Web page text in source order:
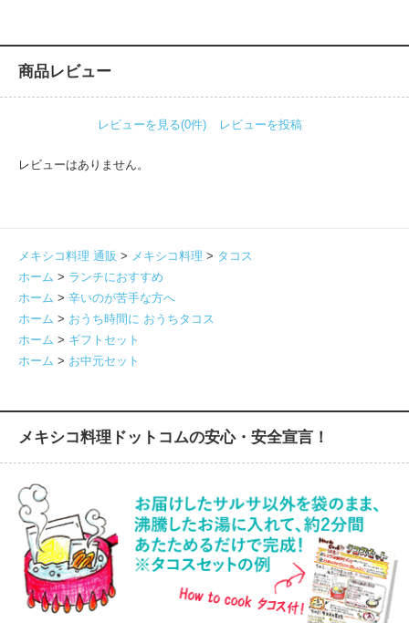
商品レビュー
レビューを見る(0件) レビューを投稿
レビューはありません。
メキシコ料理 通販 > メキシコ料理 > タコス
ホーム > ランチにおすすめ
ホーム > 辛いのが苦手な方へ
ホーム > おうち時間に おうちタコス
ホーム > ギフトセット
ホーム > お中元セット
メキシコ料理ドットコムの安心・安全宣言！